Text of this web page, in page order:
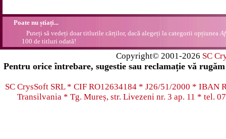
Poate nu știați...
Puteți să vedeți doar titlurile cărților, dacă alegeți la categorii opțiunea
100 de titluri odată!
Copyright© 2001-2026 SC
Pentru orice întrebare, sugestie sau reclamație vă
SC CrysSoft SRL * CIF RO12634184 * J26/51/2000 * IBAN
Transilvania * Tg. Mureș, str. Livezeni nr. 3 ap. 11 * tel.